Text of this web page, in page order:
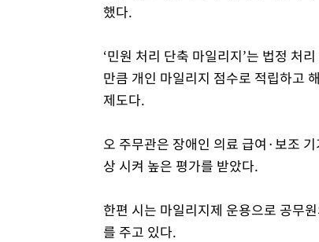
했다.
‘민원 처리 단축 마일리지’는 법정 처
만큼 개인 마일리지 점수로 적립하고
제도다.
오 주무관은 장애인 의료 급여·보조
상 시켜 높은 평가를 받았다.
한편 시는 마일리지제 운용으로 공무
를 주고 있다.